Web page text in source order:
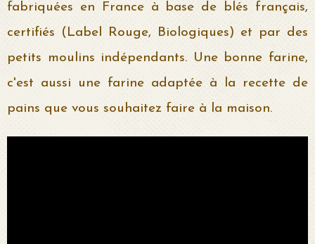
fabriquées en France à base de blés français,
certifiés (Label Rouge, Biologiques) et par des
petits moulins indépendants. Une bonne farine,
c'est aussi une farine adaptée à la recette de
pains que vous souhaitez faire à la maison.